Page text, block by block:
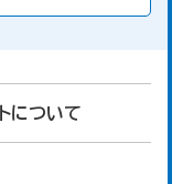
について